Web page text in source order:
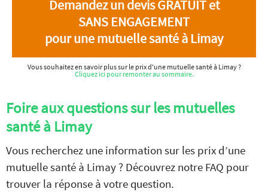
Demandez un devis GRATUIT et
SANS ENGAGEMENT
pour une mutuelle santé à Limay
Vous souhaitez en savoir plus sur le prix d'une mutuelle santé à Limay ?
Cliquez ici pour remonter au sommaire.
Foire aux questions sur les mutuelles
santé à Limay
Vous recherchez une information sur les prix d’une
mutuelle santé à Limay ? Découvrez notre FAQ pour
trouver la réponse à votre question.